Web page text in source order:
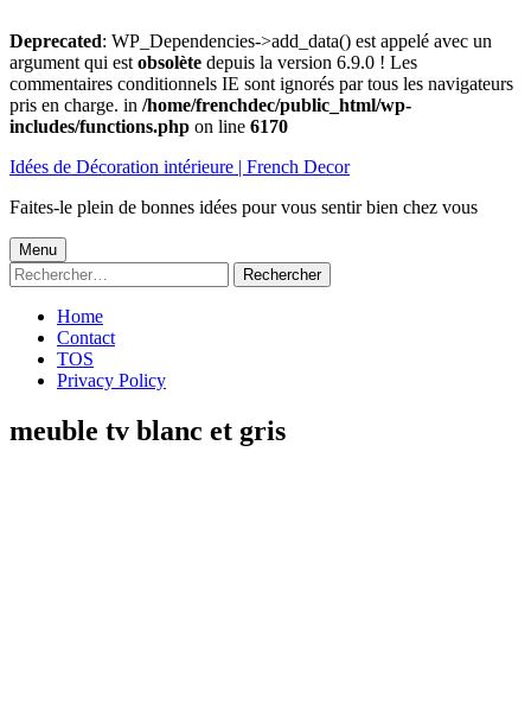
Deprecated: WP_Dependencies->add_data() est appelé avec un
argument qui est obsolète depuis la version 6.9.0 ! Les
commentaires conditionnels IE sont ignorés par tous les navigateurs
pris en charge. in /home/frenchdec/public_html/wp-
includes/functions.php on line 6170
au
Idées de Décoration intérieure | French Decor
Faites-le plein de bonnes idées pour vous sentir bien chez vous
Menu
principal
Menu
Rechercher :
Home
Contact
TOS
Privacy Policy
meuble tv blanc et gris